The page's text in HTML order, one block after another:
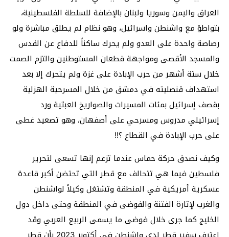
العراق واليمن وسوريا ولبنان بالإضافة للسلطة الفلسطينية،
بتواطؤ مع واشنطن واسرائيل، وهو نظام لم يطلق مباشرة ولو
رصاصة واحدة على العدو ولم يحرك ساكناً للدفاع عن القدس
والمسجد الأقصى ومواجهة قطعان المستوطنين والتزم الصمت
خلال ستة أشهر من حرب الإبادة على غزة ولم يتحرك إلا بعد
استهداف قنصليته في دمشق من خلال المسرحية الهزلية
بقصف إسرائيل بمئات المسيرات والصواريخ العبثية ورد
إسرائيلي مدروس ومسرحي على أصفهان، وهو تصعيد غطى
على حرب الإبادة في القطاع ؟!!
وكيف نصدق حركة حماس عندما تزعم إنها تسعى لتحرير
فلسطين فيما هي تتحالف مع قطر التي تحتضن أكبر قاعدة
عسكرية أمريكية في المنطقة وتشتغل وكيلاً لواشنطن
والغرب لإثارة الفتنة والفوضى في المنطقة وحتى داخل دول
الخليج كما جرى خلال فوضى ما يسمى الربيع العربي وقد